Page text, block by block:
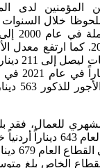
المؤمنين لدى
ملحوظا خلال
في
للعمال، فقد
القطاع الخاص بلغ